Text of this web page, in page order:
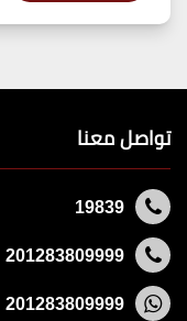
تواصل معنا
19839
201283809999
201283809999